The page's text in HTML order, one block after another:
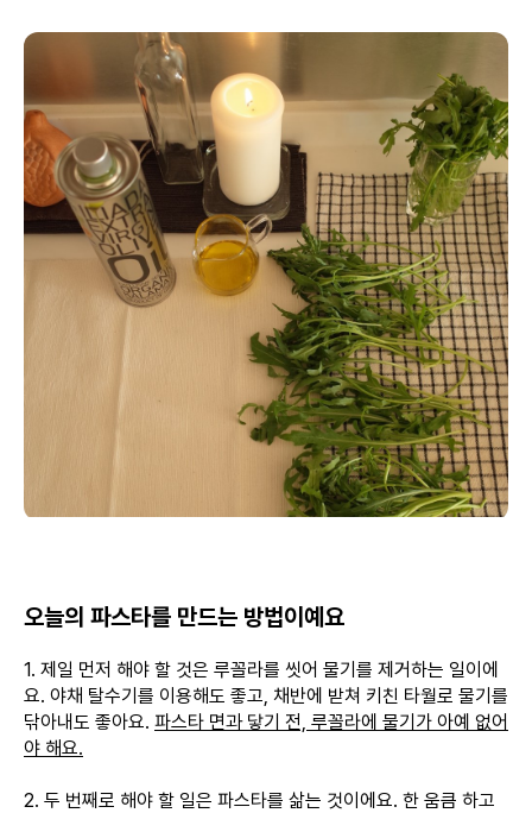
오늘의 파스타를 만드는 방법이예요
1. 제일 먼저 해야 할 것은 루꼴라를 씻어 물기를 제거하는 일이에
요. 야채 탈수기를 이용해도 좋고, 채반에 받쳐 키친 타월로 물기를
닦아내도 좋아요. 파스타 면과 닿기 전, 루꼴라에 물기가 아예 없어
야 해요.
2. 두 번째로 해야 할 일은 파스타를 삶는 것이에요. 한 움큼 하고